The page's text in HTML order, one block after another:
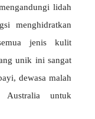
lidah
menghidratkan
jenis kulit
unik ini sangat
dewasa malah
Australia untuk